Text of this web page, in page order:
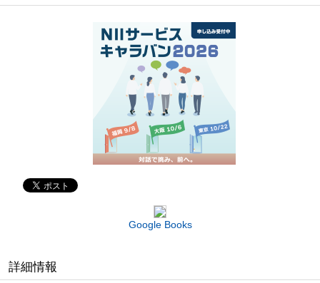
Google Books
詳細情報